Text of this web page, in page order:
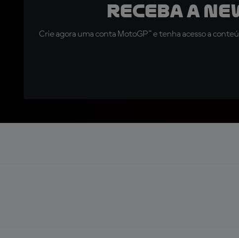
Receba a
Crie agora uma conta MotoGP™ e tenha acesso a